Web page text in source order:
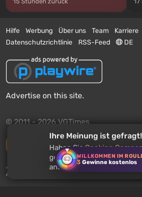
WILLKOMMEN IM
3 Gewinne kostenlos
Hilfe Werbung Über uns Team Karriere
Datenschutzrichtlinie
RSS-Feed DE
Advertise on this site.
© 2011 - 2026 VGTimes
Vollständige Version
Push-Benachrichtigungen über
Aktivieren
Ihre Meinung ist gefragt!
Haben SieCooking
gespielt? Empfehlen Sie
anderen Nutzern?